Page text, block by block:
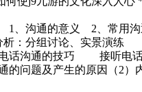
1、沟通的意义 2、
组讨论、实景演练
电话沟通的技巧 接听
的问题及产生的原因（2